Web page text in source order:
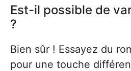
Est-il possible de
?
Bien sûr ! Essayez du
pour une touche